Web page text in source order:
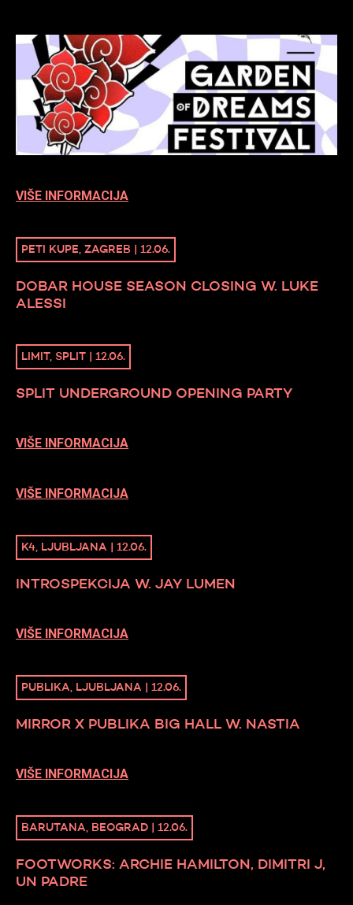
VIŠE INFORMACIJA
PETI KUPE, ZAGREB | 12.06.
DOBAR HOUSE SEASON CLOSING W. LUKE
ALESSI
LIMIT, SPLIT | 12.06.
SPLIT UNDERGROUND OPENING PARTY
VIŠE INFORMACIJA
VIŠE INFORMACIJA
K4, LJUBLJANA | 12.06.
INTROSPEKCIJA W. JAY LUMEN
VIŠE INFORMACIJA
PUBLIKA, LJUBLJANA | 12.06.
MIRROR X PUBLIKA BIG HALL W. NASTIA
VIŠE INFORMACIJA
BARUTANA, BEOGRAD | 12.06.
FOOTWORKS: ARCHIE HAMILTON, DIMITRI J,
UN PADRE